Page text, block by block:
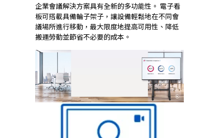
企業會議解決方案具有全新的多功能性。 電子看
板可搭載具備輪子架子，讓設備輕鬆地在不同會
議場所進行移動，最大限度地提高可用性、降低
搬運勞動並節省不必要的成本。